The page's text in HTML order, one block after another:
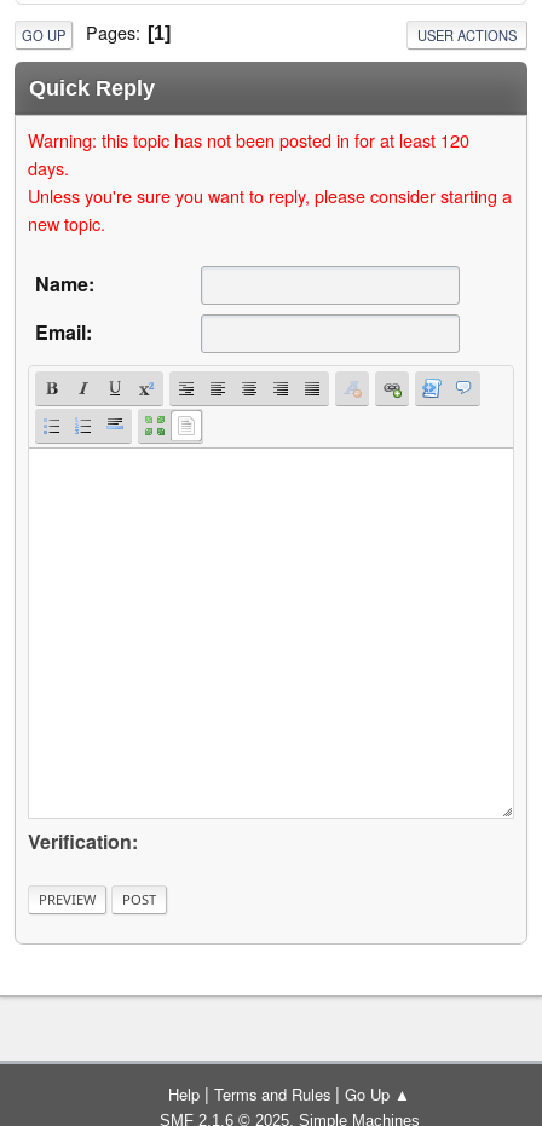
GO UP Pages 1 USER ACTIONS
Quick Reply
Warning: this topic has not been posted in for at least 120
days.
Unless you're sure you want to reply, please consider starting a
new topic.
Name:
Email:
Verification:
Help | Terms and Rules | Go Up ▲
SMF 2.1.6 © 2025, Simple Machines